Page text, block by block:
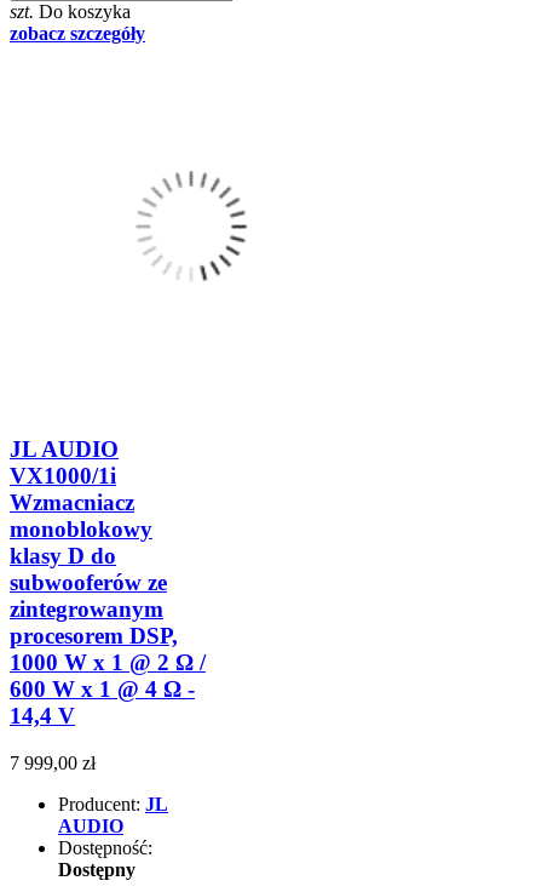
szt. Do koszyka
zobacz szczegóły
JL AUDIO
VX1000/1i
Wzmacniacz
monoblokowy
klasy D do
subwooferów ze
zintegrowanym
procesorem DSP,
1000 W x 1 @ 2 Ω /
600 W x 1 @ 4 Ω -
14,4 V
7 999,00 zł
Producent: JL
AUDIO
Dostępność:
Dostępny